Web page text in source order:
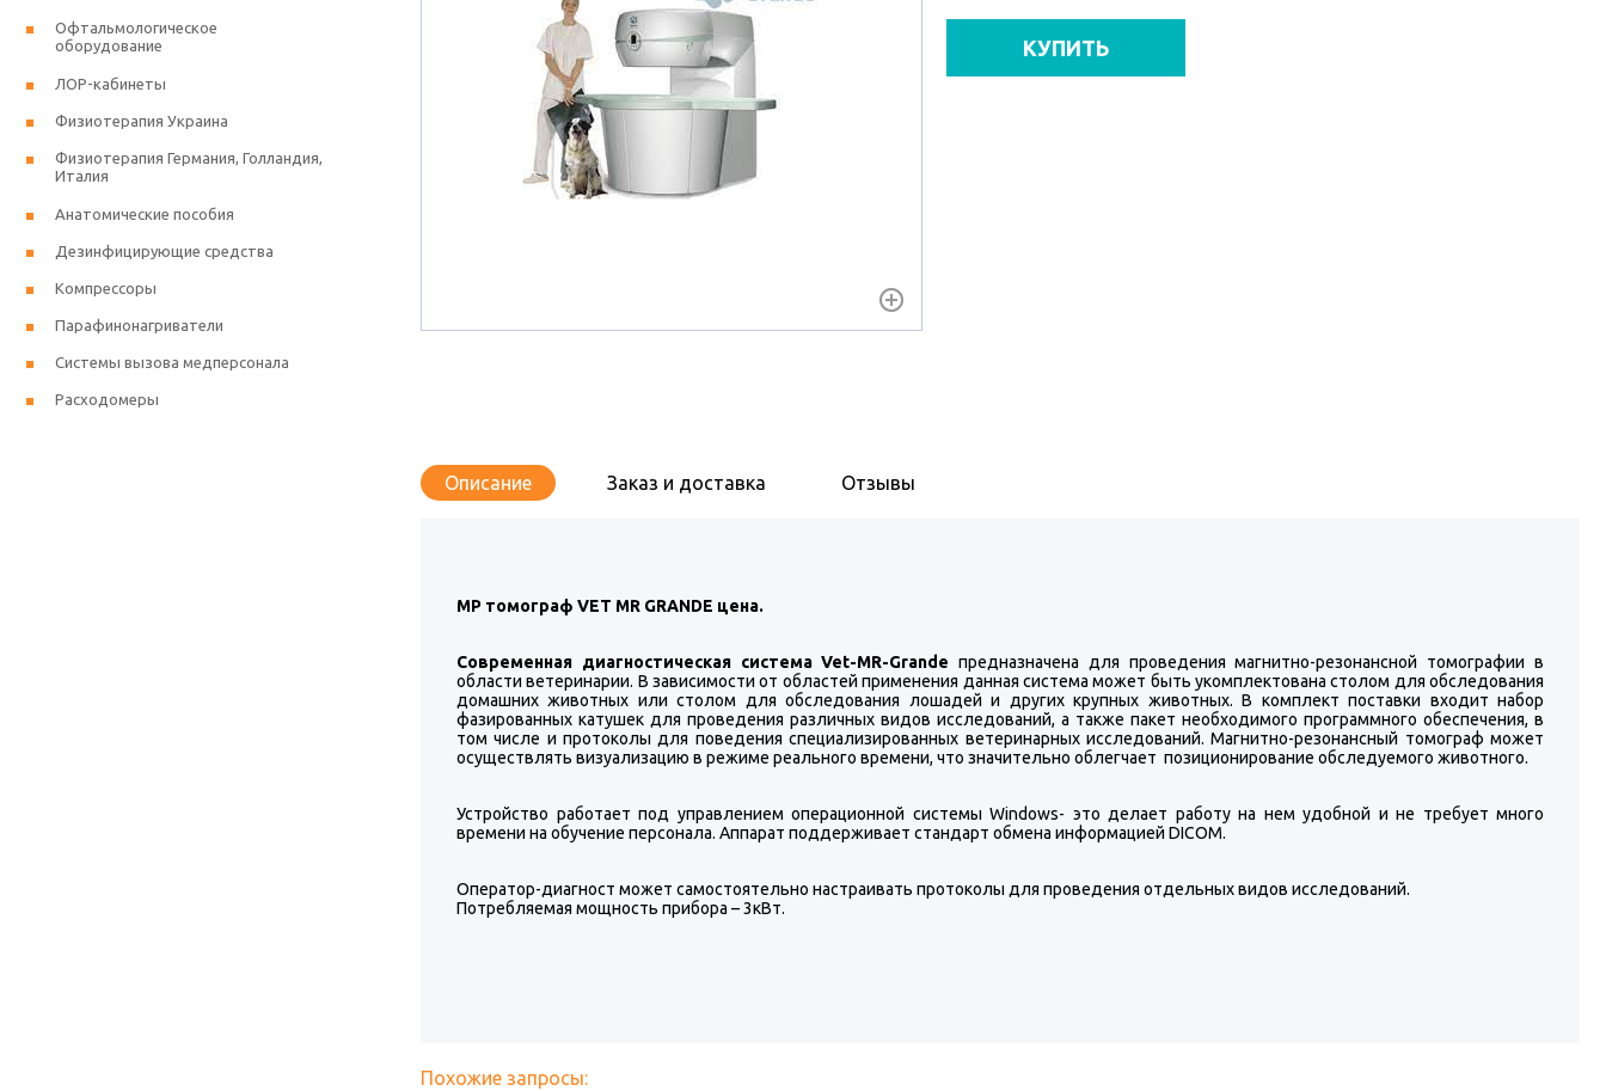
КУПИТЬ
Описание Заказ и доставка Отзывы
МР томограф VET MR GRANDE цена.
Современная диагностическая система Vet-MR-Grande предназначена для проведения магнитно-резонансной томографии в
области ветеринарии. В зависимости от областей применения данная система может быть укомплектована столом для обследования
домашних животных или столом для обследования лошадей и других крупных животных. В комплект поставки входит набор
фазированных катушек для проведения различных видов исследований, а также пакет необходимого программного обеспечения, в
том числе и протоколы для поведения специализированных ветеринарных исследований. Магнитно-резонансный томограф может
осуществлять визуализацию в режиме реального времени, что значительно облегчает позиционирование обследуемого животного.
Устройство работает под управлением операционной системы Windows- это делает работу на нем удобной и не требует много
времени на обучение персонала. Аппарат поддерживает стандарт обмена информацией DICOM.
Оператор-диагност может самостоятельно настраивать протоколы для проведения отдельных видов исследований.
Потребляемая мощность прибора – 3кВт.
Похожие запросы:
Офтальмологическое
оборудование
ЛОР-кабинеты
Физиотерапия Украина
Физиотерапия Германия, Голландия,
Италия
Анатомические пособия
Дезинфицирующие средства
Компрессоры
Парафинонагриватели
Системы вызова медперсонала
Расходомеры